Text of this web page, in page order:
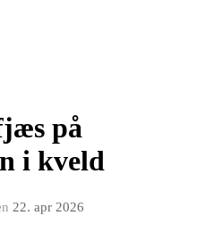
på
i kveld
22. apr 2026